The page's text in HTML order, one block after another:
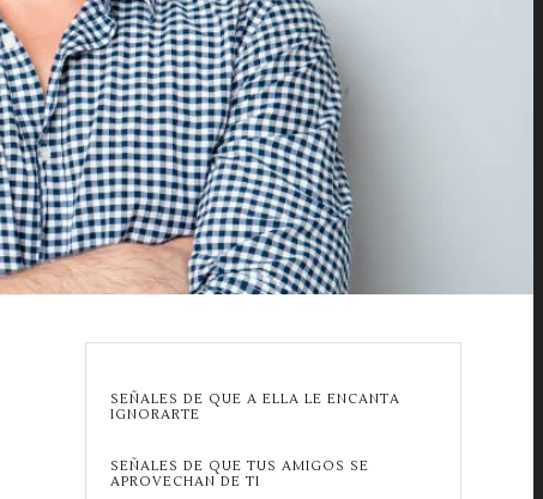
SEÑALES DE QUE A ELLA LE ENCANTA
IGNORARTE
SEÑALES DE QUE TUS AMIGOS SE
APROVECHAN DE TI